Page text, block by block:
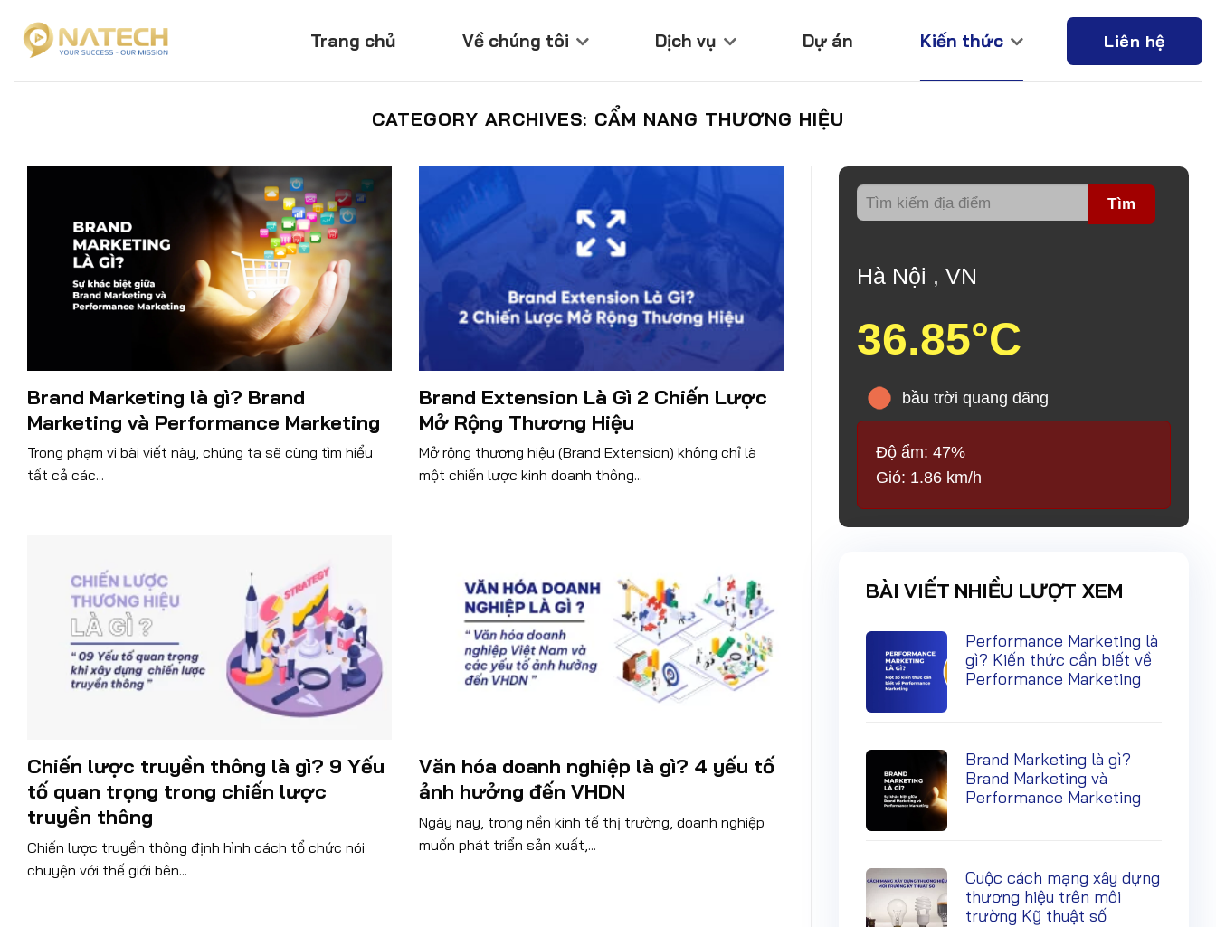
content
Trang chủ Về chúng tôi Dịch vụ Dự án Kiến thức Liên hệ
CATEGORY ARCHIVES: CẨM NANG THƯƠNG HIỆU
Brand Marketing là gì? Brand
Marketing và Performance Marketing
Trong phạm vi bài viết này, chúng ta sẽ cùng tìm hiểu
tất cả các...
Brand Extension Là Gì 2 Chiến Lược
Mở Rộng Thương Hiệu
Mở rộng thương hiệu (Brand Extension) không chỉ là
một chiến lược kinh doanh thông...
Chiến lược truyền thông là gì? 9 Yếu
tố quan trọng trong chiến lược
truyền thông
Chiến lược truyền thông định hình cách tổ chức nói
chuyện với thế giới bên...
Văn hóa doanh nghiệp là gì? 4 yếu tố
ảnh hưởng đến VHDN
Ngày nay, trong nền kinh tế thị trường, doanh nghiệp
muốn phát triển sản xuất,...
Tìm
Hà Nội , VN
36.85°C
bầu trời quang đãng
Độ ẩm: 47%
Gió: 1.86 km/h
BÀI VIẾT NHIỀU LƯỢT XEM
Performance Marketing là
gì? Kiến thức cần biết về
Performance Marketing
Brand Marketing là gì?
Brand Marketing và
Performance Marketing
Cuộc cách mạng xây dựng
thương hiệu trên môi
trường Kỹ thuật số